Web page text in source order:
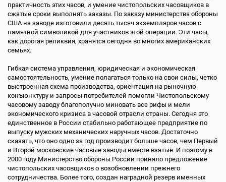
практичность этих часов, и умение чистопольских часовщиков в
сжатые сроки выполнять заказы. По заказу министерства обороны
США на заводе изготовили десять тысяч экземпляров часов с
памятной символикой для участников этой операции. Эти часы,
как дорогая реликвия, хранятся сегодня во многих американских
семьях.
Гибкая система управления, юридическая и экономическая
самостоятельность, умение полагаться только на свои силы, четко
выстроенная схема производства, ориентация на рыночную
конъюнктуру и запросы потребителей помогли Чистопольскому
часовому заводу благополучно миновать все рифы и мели
экономического кризиса в часовой отрасли страны. Сегодня это
единственное в России стабильно работающее предприятие по
выпуску мужских механических наручных часов. Достаточно
сказать, что оно одно за год производит больше часов, чем Первый
и Второй московские часовые заводы вместе взятые. И поэтому в
2000 году Министерство обороны России приняло предложение
чистопольских часовщиков о возобновлении прежнего
сотрудничества. Более того, создан наградной резерв именных